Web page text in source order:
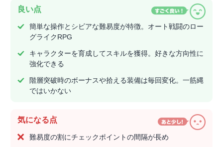
良い点
簡単な操作とシビアな難易度が特徴。オート戦闘のロー
グライクRPG
キャラクターを育成してスキルを獲得。好きな方向性に
強化できる
階層突破時のボーナスや拾える装備は毎回変化。一筋縄
ではいかない
気になる点
難易度の割にチェックポイントの間隔が長め